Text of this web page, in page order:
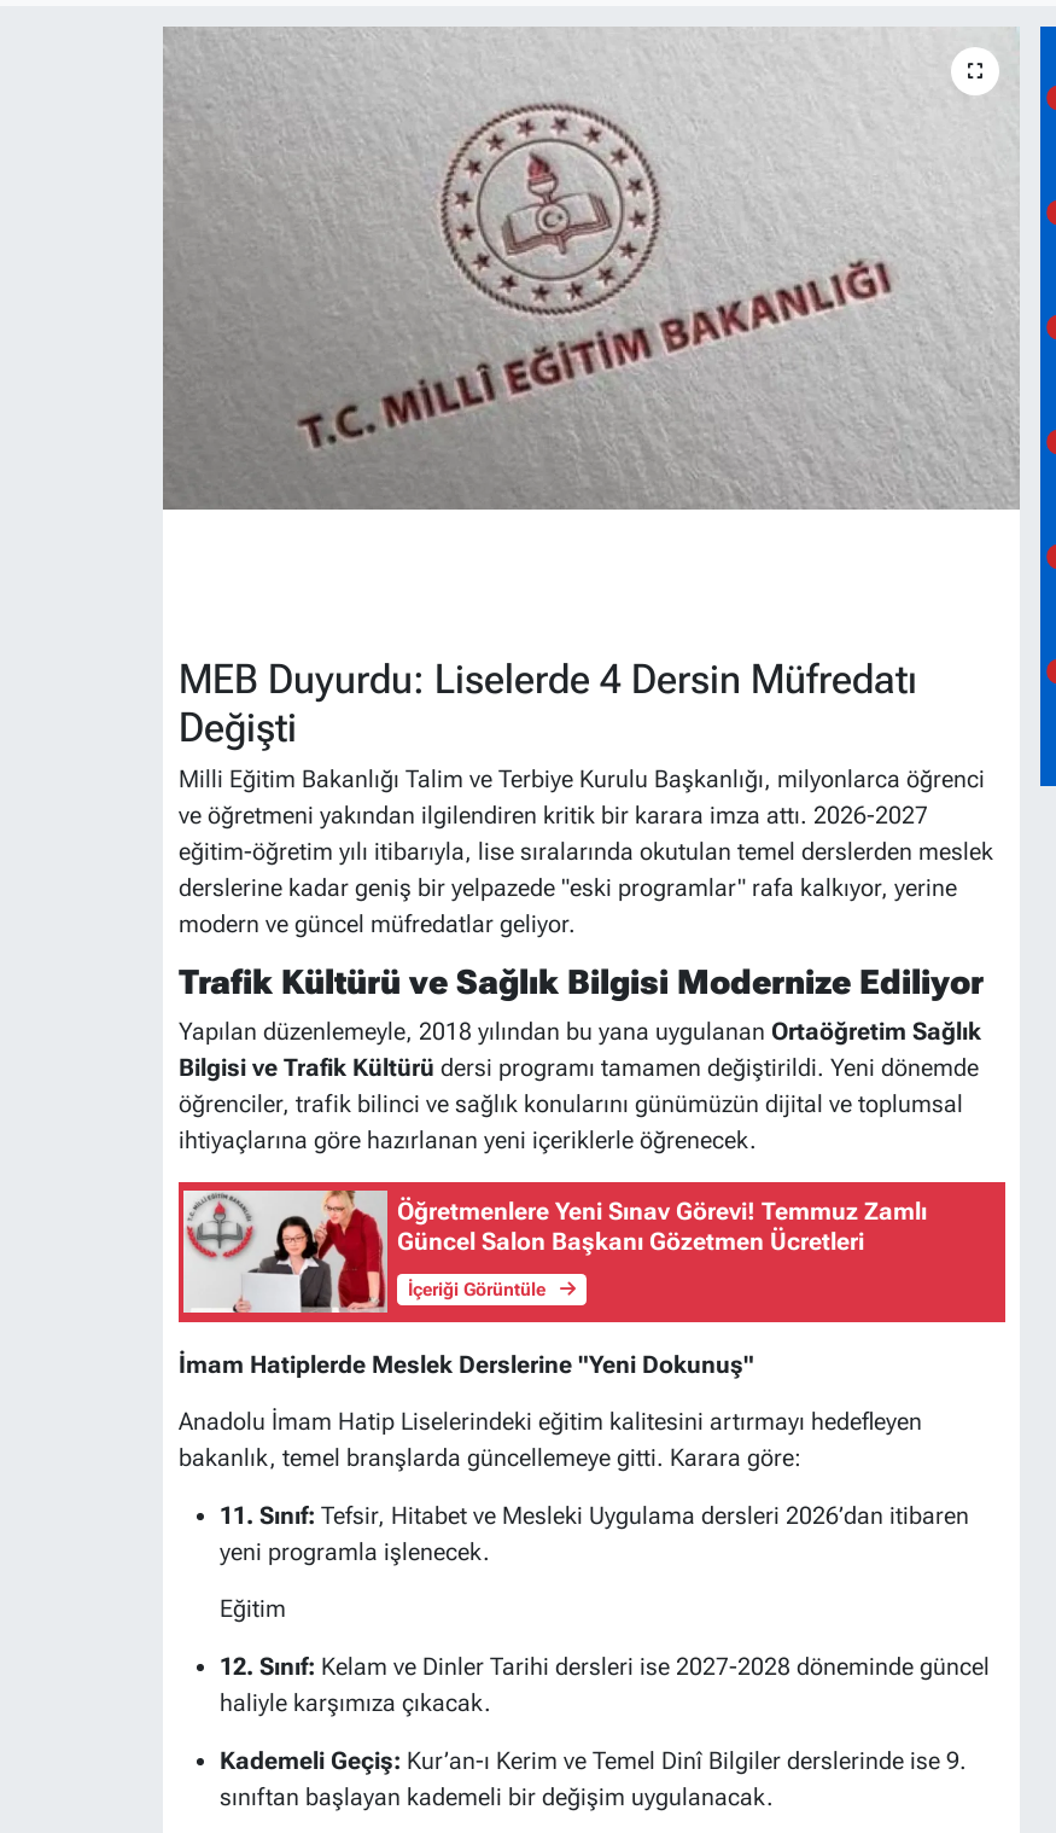
MEB Duyurdu: Liselerde 4 Dersin Müfredatı
Değişti
Milli Eğitim Bakanlığı Talim ve Terbiye Kurulu Başkanlığı, milyonlarca öğrenci
ve öğretmeni yakından ilgilendiren kritik bir karara imza attı. 2026-2027
eğitim-öğretim yılı itibarıyla, lise sıralarında okutulan temel derslerden meslek
derslerine kadar geniş bir yelpazede "eski programlar" rafa kalkıyor, yerine
modern ve güncel müfredatlar geliyor.
Trafik Kültürü ve Sağlık Bilgisi Modernize Ediliyor
Yapılan düzenlemeyle, 2018 yılından bu yana uygulanan Ortaöğretim Sağlık
Bilgisi ve Trafik Kültürü dersi programı tamamen değiştirildi. Yeni dönemde
öğrenciler, trafik bilinci ve sağlık konularını günümüzün dijital ve toplumsal
ihtiyaçlarına göre hazırlanan yeni içeriklerle öğrenecek.
Öğretmenlere Yeni Sınav Görevi! Temmuz Zamlı
Güncel Salon Başkanı Gözetmen Ücretleri
İçeriği Görüntüle
İmam Hatiplerde Meslek Derslerine "Yeni Dokunuş"
Anadolu İmam Hatip Liselerindeki eğitim kalitesini artırmayı hedefleyen
bakanlık, temel branşlarda güncellemeye gitti. Karara göre:
11. Sınıf: Tefsir, Hitabet ve Mesleki Uygulama dersleri 2026’dan itibaren
yeni programla işlenecek.
Eğitim
12. Sınıf: Kelam ve Dinler Tarihi dersleri ise 2027-2028 döneminde güncel
haliyle karşımıza çıkacak.
Kademeli Geçiş: Kur’an-ı Kerim ve Temel Dinî Bilgiler derslerinde ise 9.
sınıftan başlayan kademeli bir değişim uygulanacak.